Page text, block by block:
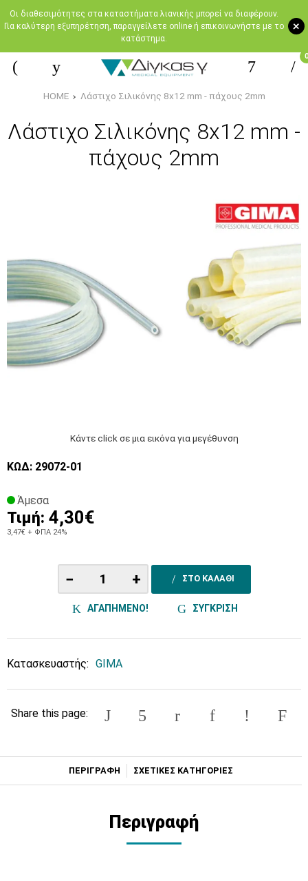
+
Oι διαθεσιμότητες στα καταστήματα λιανικής μπορεί να διαφέρουν.
Για καλύτερη εξυπηρέτηση, παραγγείλετε online ή επικοινωνήστε με το
κατάστημα.
0
HOME Λάστιχο Σιλικόνης 8x12 mm - πάχους 2mm
Λάστιχο Σιλικόνης 8x12 mm -
πάχους 2mm
Κάντε click σε μια εικόνα για μεγέθυνση
ΚΩΔ: 29072-01
Άμεσα
Τιμή: 4,30€
3,47€ + ΦΠΑ 24%
− + ΣΤΟ ΚΑΛΑΘΙ
ΑΓΑΠΗΜΕΝΟ! ΣΥΓΚΡΙΣΗ
Κατασκευαστής: GIMA
Share this page:
ΠΕΡΙΓΡΑΦΗ ΣΧΕΤΙΚΕΣ ΚΑΤΗΓΟΡΙΕΣ
Περιγραφή